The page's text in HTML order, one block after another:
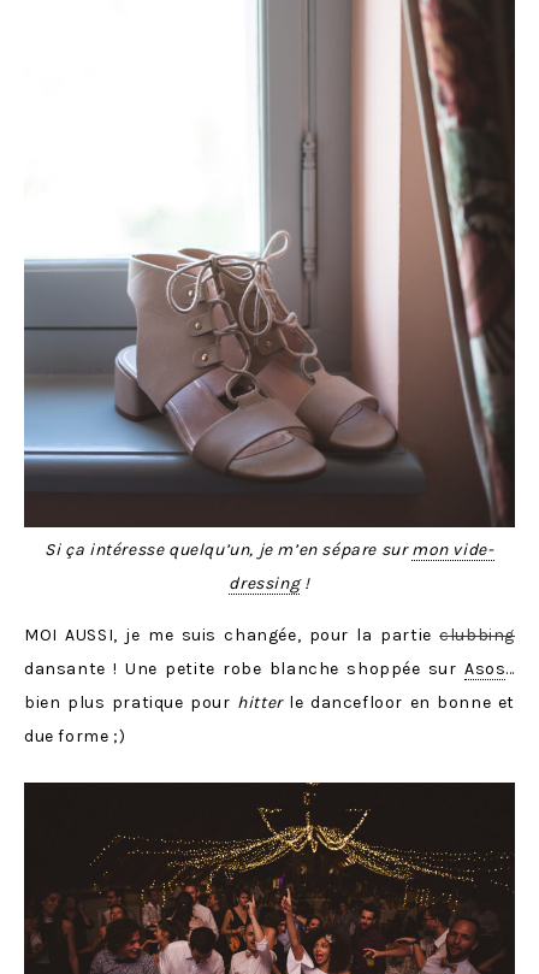
Si ça intéresse quelqu’un, je m’en sépare surmon vide-
dressing!
MOI AUSSI, je me suis changée, pour la partieclubbing
dansante ! Une petite robe blanche shoppée sur Asos…
bien plus pratique pour hitterle dancefloor en bonne et
due forme ;)